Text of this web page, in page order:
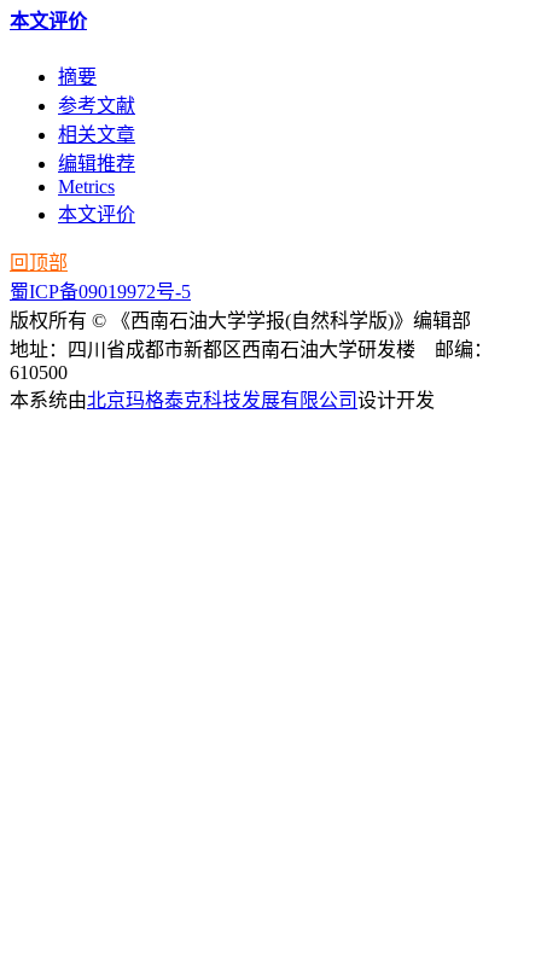
本文评价
摘要
参考文献
相关文章
编辑推荐
Metrics
本文评价
回顶部
蜀ICP备09019972号-5
版权所有 © 《西南石油大学学报(自然科学版)》编辑部
地址：四川省成都市新都区西南石油大学研发楼 邮编：
610500
本系统由北京玛格泰克科技发展有限公司设计开发